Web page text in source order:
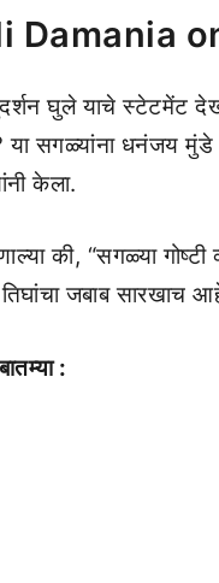
Damania
घुले याचे स्टेटमेंट
सगळ्यांना धनंजय मुंडे
केला.
की, “सगळ्या
जबाब सारखाच
: